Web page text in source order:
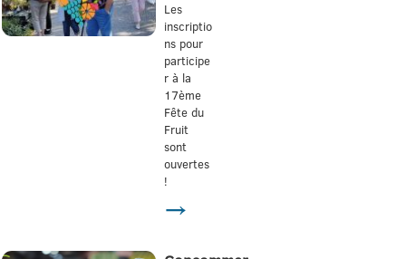
Les
inscriptio
ns pour
participe
r à la
17ème
Fête du
Fruit
sont
ouvertes
!
→